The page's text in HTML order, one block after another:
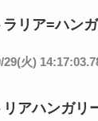
ラリア=ハン
29(火)
アハンガリ